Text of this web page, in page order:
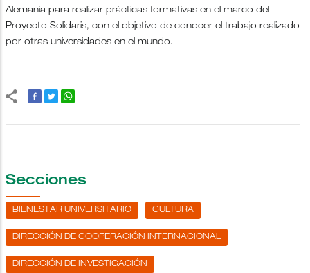
Alemania para realizar prácticas formativas en el marco del
Proyecto Solidaris, con el objetivo de conocer el trabajo realizado
por otras universidades en el mundo.
Secciones
BIENESTAR UNIVERSITARIO CULTURA
DIRECCIÓN DE COOPERACIÓN INTERNACIONAL
DIRECCIÓN DE INVESTIGACIÓN